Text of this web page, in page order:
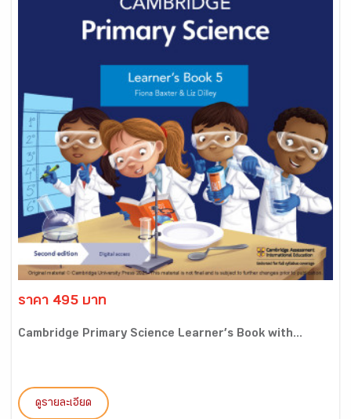
ราคา 495 บาท
Cambridge Primary Science Learner’s Book with...
ดูรายละเอียด